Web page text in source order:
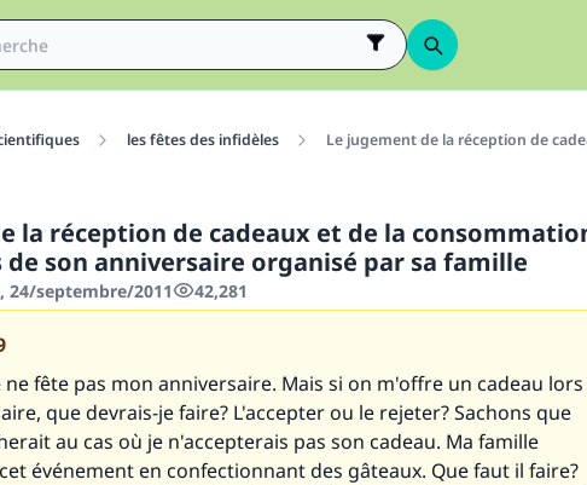
les fêtes des infidèles Le jugement de la réception de
la réception de cadeaux et de la
son anniversaire organisé par sa famille
24/septembre/2011 42,281
ne fête pas mon anniversaire. Mais si on m'offre un cadeau lors
que devrais-je faire? L'accepter ou le rejeter? Sachons que
au cas où je n'accepterais pas son cadeau. Ma famille
cet événement en confectionnant des gâteaux. Que faut il faire?